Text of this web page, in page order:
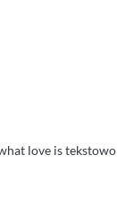
love is tekstowo